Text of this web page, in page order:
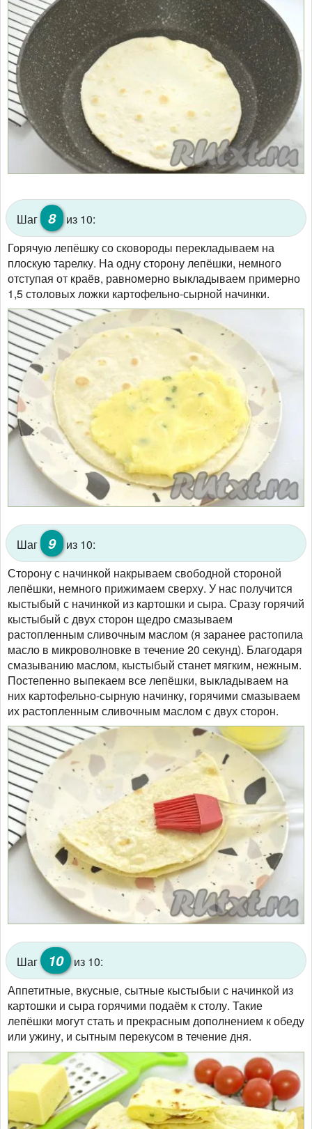
Шаг 8
из 10:
Горячую лепёшку со сковороды перекладываем на
плоскую тарелку. На одну сторону лепёшки, немного
отступая от краёв, равномерно выкладываем примерно
1,5 столовых ложки картофельно-сырной начинки.
Шаг 9
из 10:
Сторону с начинкой накрываем свободной стороной
лепёшки, немного прижимаем сверху. У нас получится
кыстыбый с начинкой из картошки и сыра. Сразу горячий
кыстыбый с двух сторон щедро смазываем
растопленным сливочным маслом (я заранее растопила
масло в микроволновке в течение 20 секунд). Благодаря
смазыванию маслом, кыстыбый станет мягким, нежным.
Постепенно выпекаем все лепёшки, выкладываем на
них картофельно-сырную начинку, горячими смазываем
их растопленным сливочным маслом с двух сторон.
Шаг 10 из 10:
Аппетитные, вкусные, сытные кыстыбыи с начинкой из
картошки и сыра горячими подаём к столу. Такие
лепёшки могут стать и прекрасным дополнением к обеду
или ужину, и сытным перекусом в течение дня.